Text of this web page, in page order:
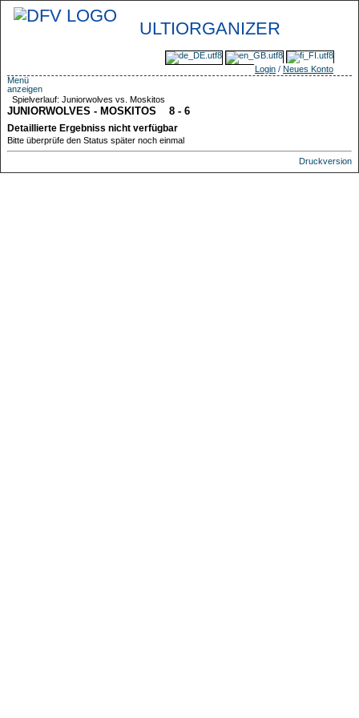
ULTIORGANIZER
Login / Neues Konto
Menü
anzeigen
Spielverlauf: Juniorwolves vs. Moskitos
JUNIORWOLVES - MOSKITOS 8 - 6
Detaillierte Ergebniss nicht verfügbar
Bitte überprüfe den Status später noch einmal
Druckversion